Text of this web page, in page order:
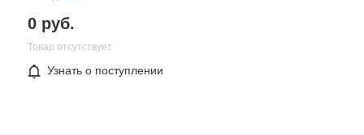
0 руб.
Товар отсутствует
Узнать о поступлении